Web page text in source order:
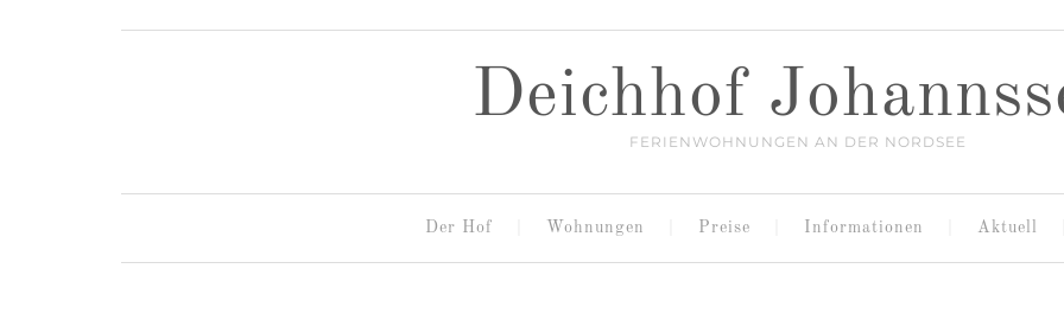
Deichhof
FERIENWOHNUNGEN AN DER NORDSEE
Der Hof Wohnungen Preise Informationen Aktuell